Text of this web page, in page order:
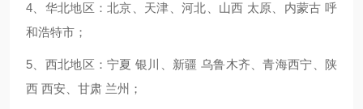
4、华北地区：北京、天津、河北、山西 太原、内蒙古 呼
和浩特市；
5、西北地区：宁夏 银川、新疆 乌鲁木齐、青海西宁、陕
西 西安、甘肃 兰州；